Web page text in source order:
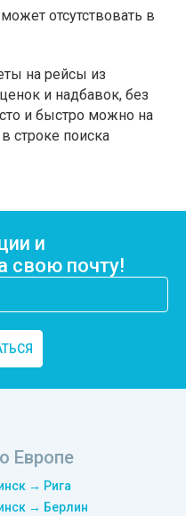
отсутствовать в
на рейсы из
и надбавок, без
и быстро можно на
строке поиска
и
свою почту!
Европе
→ Рига
→ Берлин